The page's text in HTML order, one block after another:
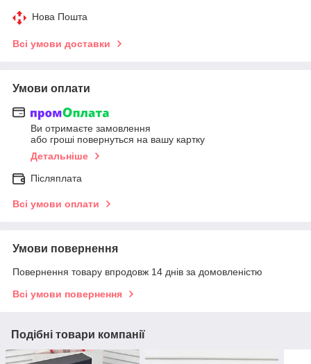
Нова Пошта
Всі умови доставки
Умови оплати
Ви отримаєте замовлення
або гроші повернуться на вашу картку
Детальніше
Післяплата
Всі умови оплати
Умови повернення
Повернення товару впродовж 14 днів за домовленістю
Всі умови повернення
Подібні товари компанії